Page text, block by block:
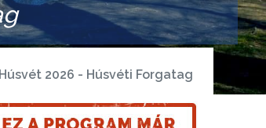
2026 - Húsvéti Forgatag